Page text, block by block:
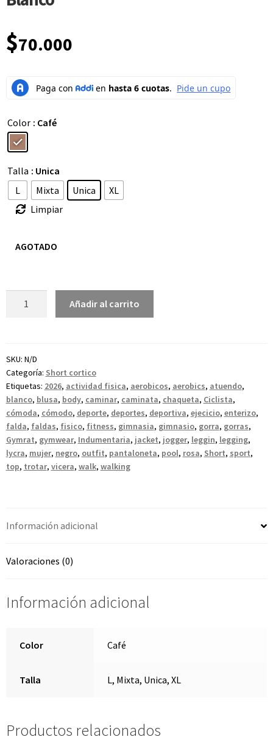
$70.000
Color : Café
Talla : Unica
L
Mixta Unica
XL
Limpiar
AGOTADO
Añadir al carrito
SKU: N/D
Categoría: Short cortico
Etiquetas: 2026, actividad fisica, aerobicos, aerobics, atuendo,
blanco, blusa, body, caminar, caminata, chaqueta, Ciclista,
cómoda, cómodo, deporte, deportes, deportiva, ejecicio, enterizo,
falda, faldas, fisico, fitness, gimnasia, gimnasio, gorra, gorras,
Gymrat, gymwear, Indumentaria, jacket, jogger, leggin, legging,
lycra, mujer, negro, outfit, pantaloneta, pool, rosa, Short, sport,
top, trotar, vicera, walk, walking
Información adicional
Valoraciones (0)
Información adicional
Color Café
Talla L, Mixta, Unica, XL
Productos relacionados